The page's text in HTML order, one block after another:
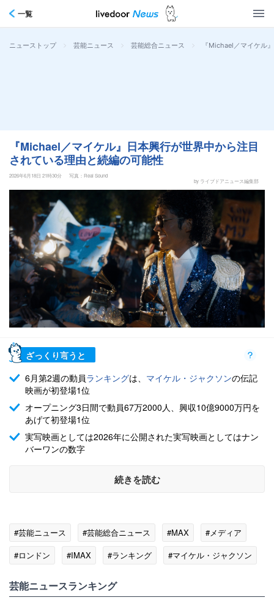
一覧
ニューストップ > 芸能ニュース > 芸能総合ニュース > 『Michael／マイケル
『Michael／マイケル』日本興行が世界中から注目
されている理由と続編の可能性
2026年6月18日 21時30分
写真：Real Sound
by ライブドアニュース編集部
ざっくり言うと
6月第2週の動員ランキングは、 マイケル・ジャクソンの伝記
映画が初登場1位
オープニング3日間で動員67万2000人、興収10億9000万円を
あげて初登場1位
実写映画としては2026年に公開された実写映画としてはナン
バーワンの数字
続きを読む
#芸能ニュース #芸能総合ニュース #MAX
#メディア
#ロンドン
#IMAX #ランキング
#マイケル・ジャクソン
芸能ニュースランキング